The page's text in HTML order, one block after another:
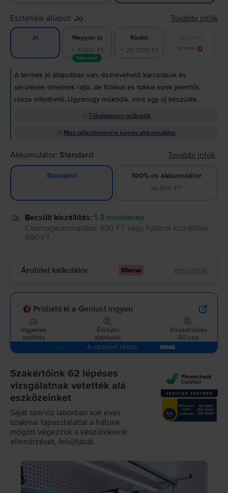
Esztétikai állapot: Jó További infók
Jó Nagyon jó
+ 7.000 Ft
Népszerű
Kiváló
+ 20.000 Ft Értesítés
A termék jó állapotban van; észrevehető karcolások és
sérülések lehetnek rajta, de fóliával és tokkal ezek jelentős
része elfedhető. Ugyanúgy működik, mint egy új készülék.
Tökéletesen működik
Max teljesítményre képes akkumulátor
Akkumulátor: Standard További infók
Standard
100%-os akkumulátor
16.400 FT
Becsült kiszállítás: 1-3 munkanap
Csomagautomatába: 490 FT vagy futárral kiszállítva
990 FT
Áruhitel kalkulátor részletek
Próbáld ki a Geniust ingyen
Ingyenes
szállítás
Exkluzív
ajánlatok
Visszaküldés
60 nap
A csoport része
Szakértőink 62 lépéses
vizsgálatnak vetették alá
eszközeinket
Saját szerviz laborban sok éves
szakmai tapasztalattal a hátunk
mögött végezzük a készülékeink
ellenőrzését, felújítását.